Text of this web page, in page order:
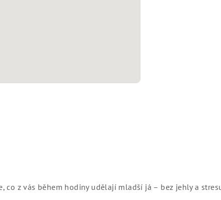
co z vás během hodiny udělají mladší já – bez jehly a